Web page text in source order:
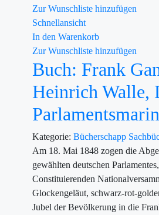
Zur Wunschliste hinzufügen
Schnellansicht
In den Warenkorb
Zur Wunschliste hinzufügen
Buch: Frank
Heinrich Walle,
Kategorie: Bücherschapp
Am 18. Mai 1848 zogen die
gewählten deutschen
Constituierenden
Glockengeläut, schwarz-rot-
Jubel der Bevölkerung in die